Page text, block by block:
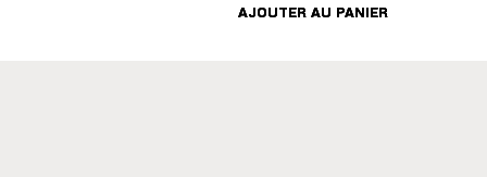
AJOUTER AU PANIER
AJOUTER AU PANIER
AJOUTER AU PANIER